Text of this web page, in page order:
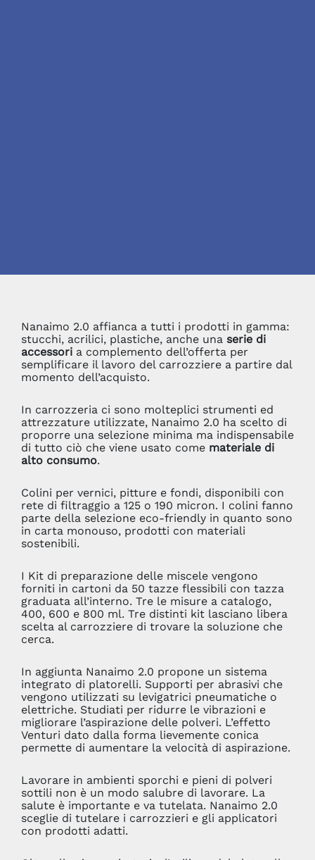
Nanaimo 2.0 affianca a tutti i prodotti in gamma:
stucchi, acrilici, plastiche, anche una serie di
accessori a complemento dell’offerta per
semplificare il lavoro del carrozziere a partire dal
momento dell’acquisto.
In carrozzeria ci sono molteplici strumenti ed
attrezzature utilizzate, Nanaimo 2.0 ha scelto di
proporre una selezione minima ma indispensabile
di tutto ciò che viene usato come materiale di
alto consumo.
Colini per vernici, pitture e fondi, disponibili con
rete di filtraggio a 125 o 190 micron. I colini fanno
parte della selezione eco-friendly in quanto sono
in carta monouso, prodotti con materiali
sostenibili.
I Kit di preparazione delle miscele vengono
forniti in cartoni da 50 tazze flessibili con tazza
graduata all’interno. Tre le misure a catalogo,
400, 600 e 800 ml. Tre distinti kit lasciano libera
scelta al carrozziere di trovare la soluzione che
cerca.
In aggiunta Nanaimo 2.0 propone un sistema
integrato di platorelli. Supporti per abrasivi che
vengono utilizzati su levigatrici pneumatiche o
elettriche. Studiati per ridurre le vibrazioni e
migliorare l’aspirazione delle polveri. L’effetto
Venturi dato dalla forma lievemente conica
permette di aumentare la velocità di aspirazione.
Lavorare in ambienti sporchi e pieni di polveri
sottili non è un modo salubre di lavorare. La
salute è importante e va tutelata. Nanaimo 2.0
sceglie di tutelare i carrozzieri e gli applicatori
con prodotti adatti.